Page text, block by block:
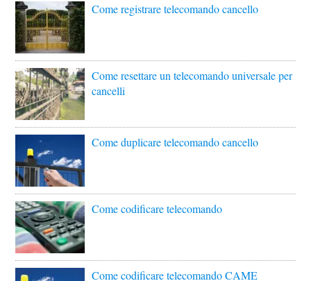
Come registrare telecomando cancello
Come resettare un telecomando universale per
cancelli
Come duplicare telecomando cancello
Come codificare telecomando
Come codificare telecomando CAME